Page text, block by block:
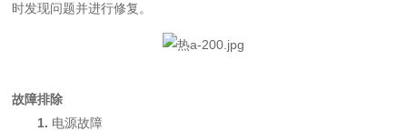
时发现问题并进行修复。
故障排除
1. 电源故障